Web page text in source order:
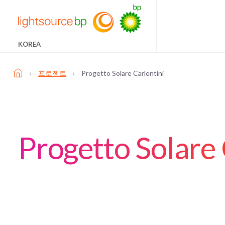
KOREA
› 프로젝트 › Progetto Solare Carlentini
Progetto